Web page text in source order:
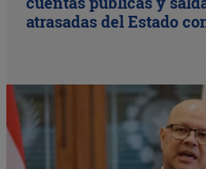
atrasadas del Estado